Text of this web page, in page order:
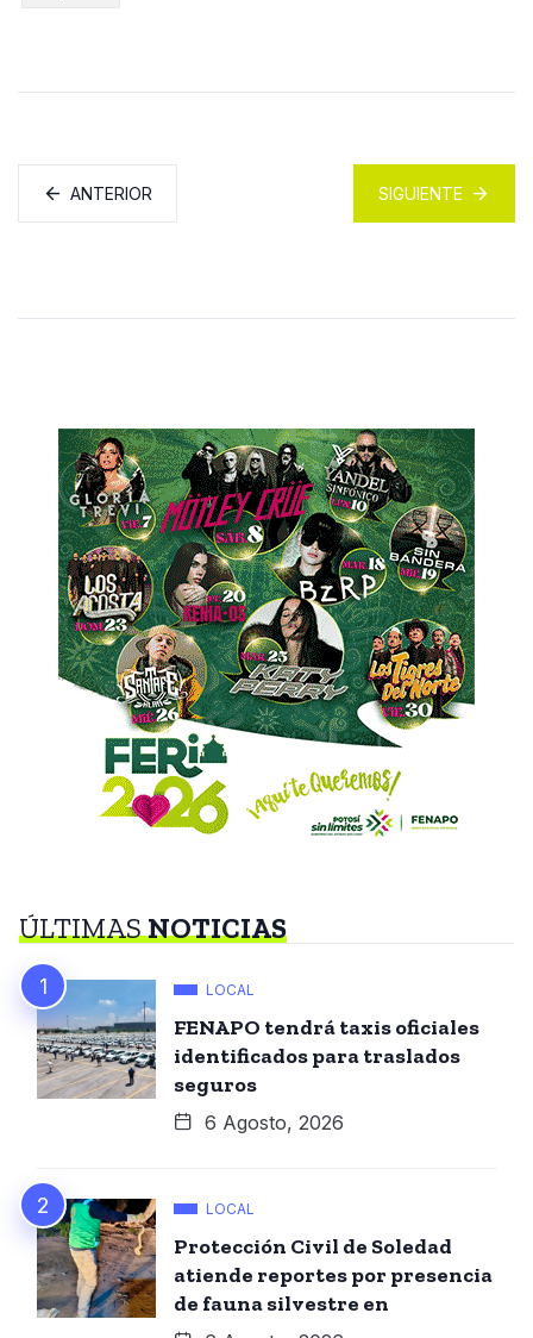
ANTERIOR SIGUIENTE
ÚLTIMASNOTICIAS
LOCAL
FENAPO tendrá taxis oficiales
identificados para traslados
seguros
6 Agosto, 2026
LOCAL
Protección Civil de Soledad
atiende reportes por presencia
de fauna silvestre en